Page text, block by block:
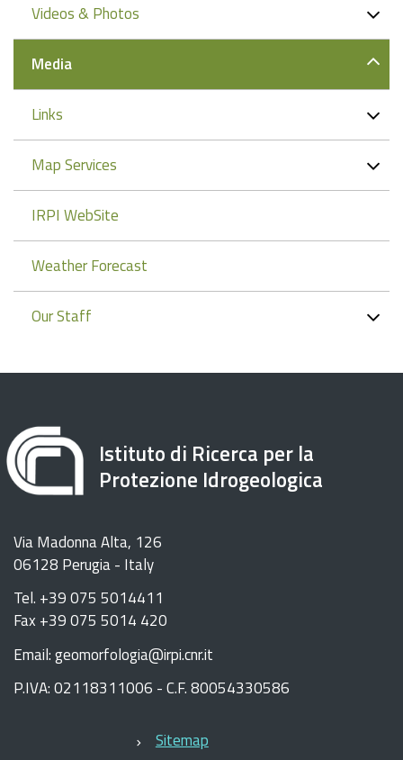
Videos & Photos
Media
Links
Map Services
IRPI WebSite
Weather Forecast
Our Staff
Istituto di Ricerca per la
Protezione Idrogeologica
Via Madonna Alta, 126
06128 Perugia - Italy
Tel. +39 075 5014411
Fax +39 075 5014 420
Email: geomorfologia@irpi.cnr.it
P.IVA: 02118311006 - C.F. 80054330586
Sitemap